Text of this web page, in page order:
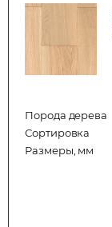
Порода дерева
Сортировка
Размеры, мм